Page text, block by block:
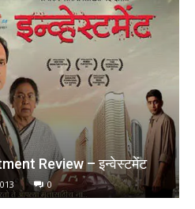
Review – इन्वेस्टमेंट
0